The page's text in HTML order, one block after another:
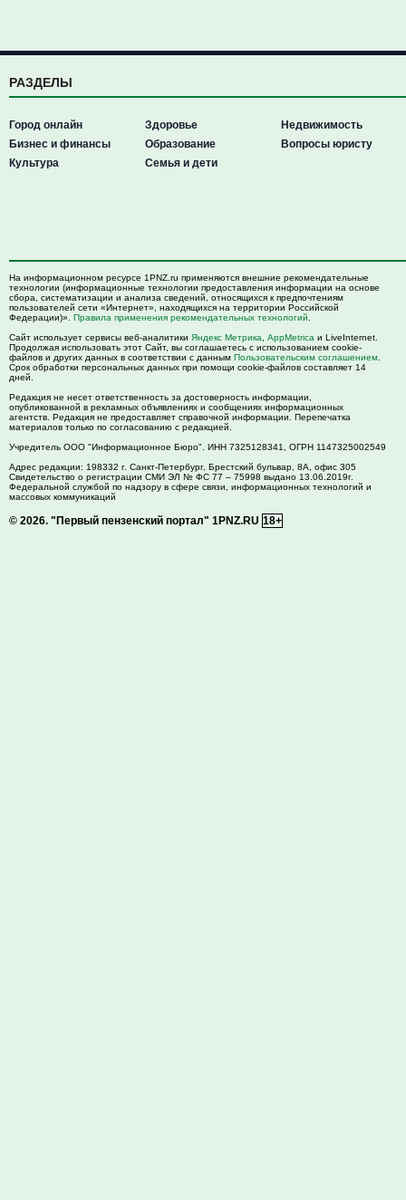
РАЗДЕЛЫ
Город онлайн
Бизнес и финансы
Культура
Здоровье
Образование
Семья и дети
Недвижимость
Вопросы юристу
На информационном ресурсе 1PNZ.ru применяются внешние рекомендательные
технологии (информационные технологии предоставления информации на основе
сбора, систематизации и анализа сведений, относящихся к предпочтениям
пользователей сети «Интернет», находящихся на территории Российской
Федерации)». Правила применения рекомендательных технологий
Сайт использует сервисы веб-аналитики Яндекс Метрика AppMetrica и LiveInternet.
Продолжая использовать этот Сайт, вы соглашаетесь с использованием cookie-
файлов и других данных в соответствии с данным Пользовательским соглашением
Срок обработки персональных данных при помощи cookie-файлов составляет 14
дней.
Редакция не несет ответственность за достоверность информации,
опубликованной в рекламных объявлениях и сообщениях информационных
агентств. Редакция не предоставляет справочной информации. Перепечатка
материалов только по согласованию с редакцией.
Учредитель ООО "Информационное Бюро". ИНН 7325128341, ОГРН 1147325002549
Адрес редакции: 198332 г. Санкт-Петербург, Брестский бульвар, 8А, офис 305
Свидетельство о регистрации СМИ ЭЛ № ФС 77 – 75998 выдано 13.06.2019г.
Федеральной службой по надзору в сфере связи, информационных технологий и
массовых коммуникаций
© 2026. "Первый пензенский портал" 1PNZ.RU 18+